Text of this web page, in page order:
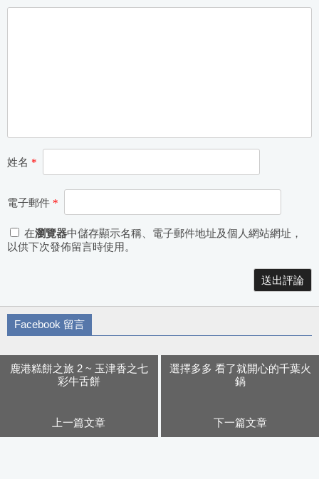
姓名 *
電子郵件 *
在瀏覽器中儲存顯示名稱、電子郵件地址及個人網站網址，
以供下次發佈留言時使用。
Facebook 留言
鹿港糕餅之旅 2 ~ 玉津香之七
彩牛舌餅
上一篇文章
選擇多多 看了就開心的千葉火
鍋
下一篇文章